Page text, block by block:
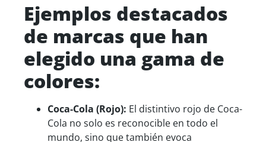
Ejemplos destacados
de marcas que han
elegido una gama de
colores:
Coca-Cola (Rojo): El distintivo rojo de Coca-
Cola no solo es reconocible en todo el
mundo, sino que también evoca